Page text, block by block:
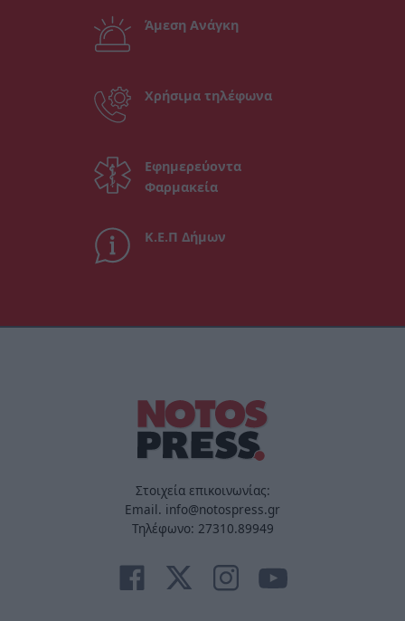
Άμεση Ανάγκη
Χρήσιμα τηλέφωνα
Εφημερεύοντα
Φαρμακεία
Κ.Ε.Π Δήμων
Στοιχεία επικοινωνίας:
Email. info@notospress.gr
Τηλέφωνο: 27310.89949